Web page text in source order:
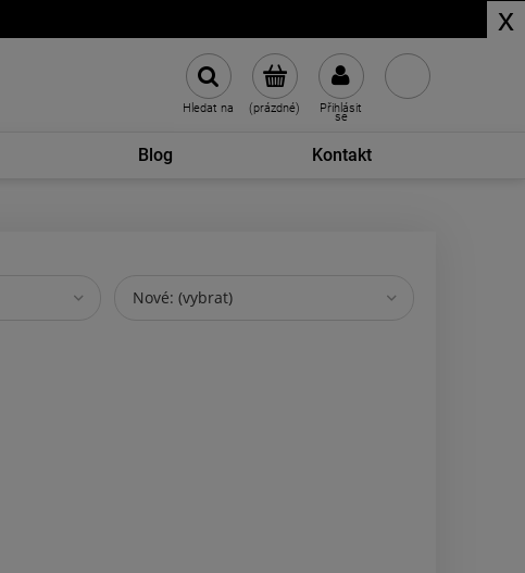
x
(prázdné) Přihlásit
se
Hledat na
Blog Kontakt
Nové: (vybrat)